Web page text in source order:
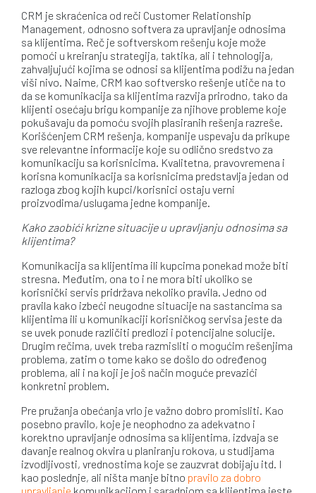
CRM je skraćenica od reči Customer Relationship
Management, odnosno softvera za upravljanje odnosima
sa klijentima. Reč je softverskom rešenju koje može
pomoći u kreiranju strategija, taktika, ali i tehnologija,
zahvaljujući kojima se odnosi sa klijentima podižu na jedan
viši nivo. Naime, CRM kao softversko rešenje utiče na to
da se komunikacija sa klijentima razvija prirodno, tako da
klijenti osećaju brigu kompanije za njihove probleme koje
pokušavaju da pomoću svojih plasiranih rešenja razreše.
Korišćenjem CRM rešenja, kompanije uspevaju da prikupe
sve relevantne informacije koje su odlično sredstvo za
komunikaciju sa korisnicima. Kvalitetna, pravovremena i
korisna komunikacija sa korisnicima predstavlja jedan od
razloga zbog kojih kupci/korisnici ostaju verni
proizvodima/uslugama jedne kompanije.
Kako zaobići krizne situacije u upravljanju odnosima sa
klijentima?
Komunikacija sa klijentima ili kupcima ponekad može biti
stresna. Međutim, ona to i ne mora biti ukoliko se
korisnički servis pridržava nekoliko pravila. Jedno od
pravila kako izbeći neugodne situacije na sastancima sa
klijentima ili u komunikaciji korisničkog servisa jeste da
se uvek ponude različiti predlozi i potencijalne solucije.
Drugim rečima, uvek treba razmisliti o mogućim rešenjima
problema, zatim o tome kako se došlo do određenog
problema, ali i na koji je još način moguće prevazići
konkretni problem.
Pre pružanja obećanja vrlo je važno dobro promisliti. Kao
posebno pravilo, koje je neophodno za adekvatno i
korektno upravljanje odnosima sa klijentima, izdvaja se
davanje realnog okvira u planiranju rokova, u studijama
izvodljivosti, vrednostima koje se zauzvrat dobijaju itd. I
kao poslednje, ali ništa manje bitno pravilo za dobro
upravljanje komunikacijom i saradnjom sa klijentima jeste